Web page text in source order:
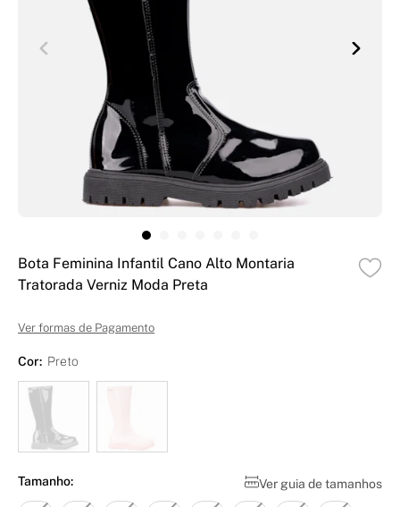
Bota Feminina Infantil Cano Alto Montaria
Tratorada Verniz Moda Preta
Ver formas de Pagamento
Cor: Preto
Ver guia de tamanhos
Tamanho: